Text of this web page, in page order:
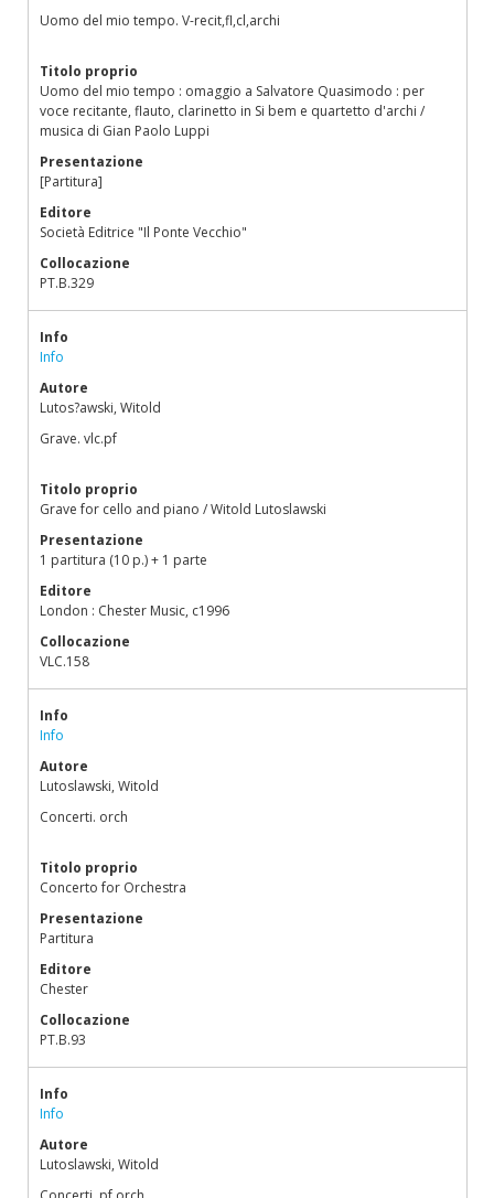
Uomo del mio tempo. V-recit,fl,cl,archi
Titolo proprio
Uomo del mio tempo : omaggio a Salvatore Quasimodo : per
voce recitante, flauto, clarinetto in Si bem e quartetto d'archi /
musica di Gian Paolo Luppi
Presentazione
[Partitura]
Editore
Società Editrice "Il Ponte Vecchio"
Collocazione
PT.B.329
Info
Info
Autore
Lutos?awski, Witold
Grave. vlc.pf
Titolo proprio
Grave for cello and piano / Witold Lutoslawski
Presentazione
1 partitura (10 p.) + 1 parte
Editore
London : Chester Music, c1996
Collocazione
VLC.158
Info
Info
Autore
Lutoslawski, Witold
Concerti. orch
Titolo proprio
Concerto for Orchestra
Presentazione
Partitura
Editore
Chester
Collocazione
PT.B.93
Info
Info
Autore
Lutoslawski, Witold